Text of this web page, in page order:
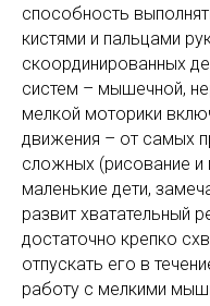
способность
кистями и пальцами
скоординированных
систем – мышечной,
мелкой моторики
движения – от самых
сложных (рисование и
маленькие дети,
развит хватательный
достаточно крепко
отпускать его в
работу с мелкими